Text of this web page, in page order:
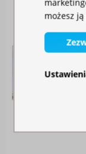
możesz